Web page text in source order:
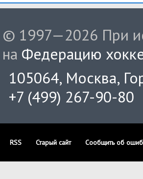
© 1997—2026 При
на Федерацию
105064, Москва,
+7 (499) 267-90-80
RSS Старый сайт Сообщить об